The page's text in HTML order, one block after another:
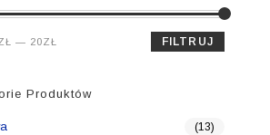
FILTRUJ
— 20ZŁ
Produktów
(13)